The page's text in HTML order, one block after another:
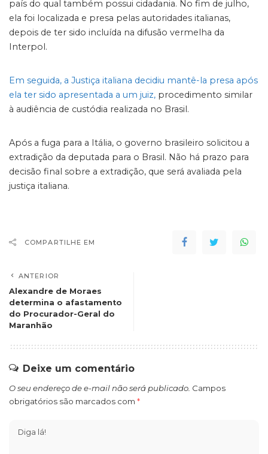
país do qual também possui cidadania. No fim de julho,
ela foi localizada e presa pelas autoridades italianas,
depois de ter sido incluída na difusão vermelha da
Interpol.
Em seguida, a Justiça italiana decidiu mantê-la presa após
ela ter sido apresentada a um juiz, procedimento similar
à audiência de custódia realizada no Brasil.
Após a fuga para a Itália, o governo brasileiro solicitou a
extradição da deputada para o Brasil. Não há prazo para
decisão final sobre a extradição, que será avaliada pela
justiça italiana.
COMPARTILHE EM
ANTERIOR
Alexandre de Moraes
determina o afastamento
do Procurador-Geral do
Maranhão
Deixe um comentário
O seu endereço de e-mail não será publicado. Campos
obrigatórios são marcados com *